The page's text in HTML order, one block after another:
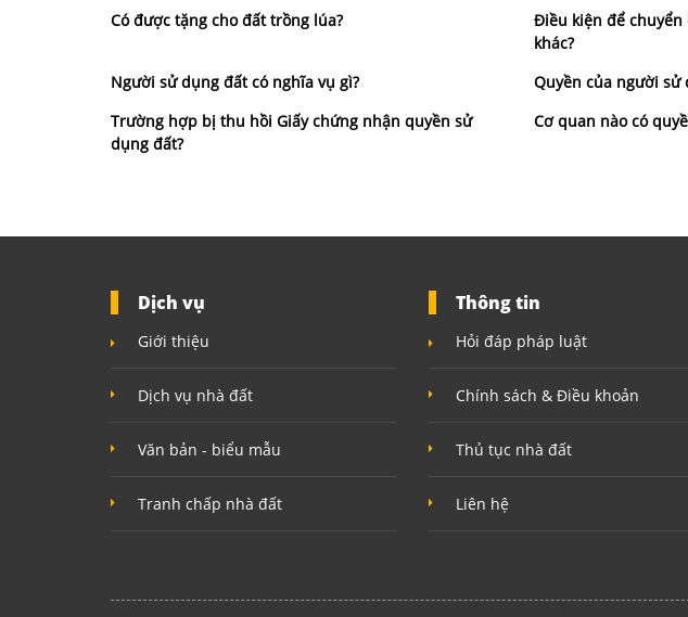
Có được tặng cho đất trồng lúa?
Điều kiện để
khác?
Người sử dụng đất có nghĩa vụ gì?
Quyền của người sử
Trường hợp bị thu hồi Giấy chứng nhận quyền sử
dụng đất?
Cơ quan nào có
Dịch vụ
Giới thiệu
Dịch vụ nhà đất
Văn bản - biểu mẫu
Tranh chấp nhà đất
Thông tin
Hỏi đáp pháp luật
Chính sách & Điều khoản
Thủ tục nhà đất
Liên hệ